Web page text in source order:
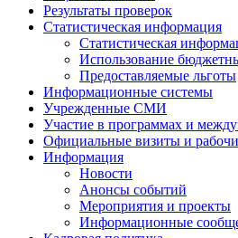
Результаты проверок
Статистическая информация
Статистическая
Использование
Предоставляемые льготы
Информационные системы
Учрежденные СМИ
Участие в программах и
Официальные визиты и
Информация
Новости
Анонсы событий
Мероприятия и проекты
Информационные